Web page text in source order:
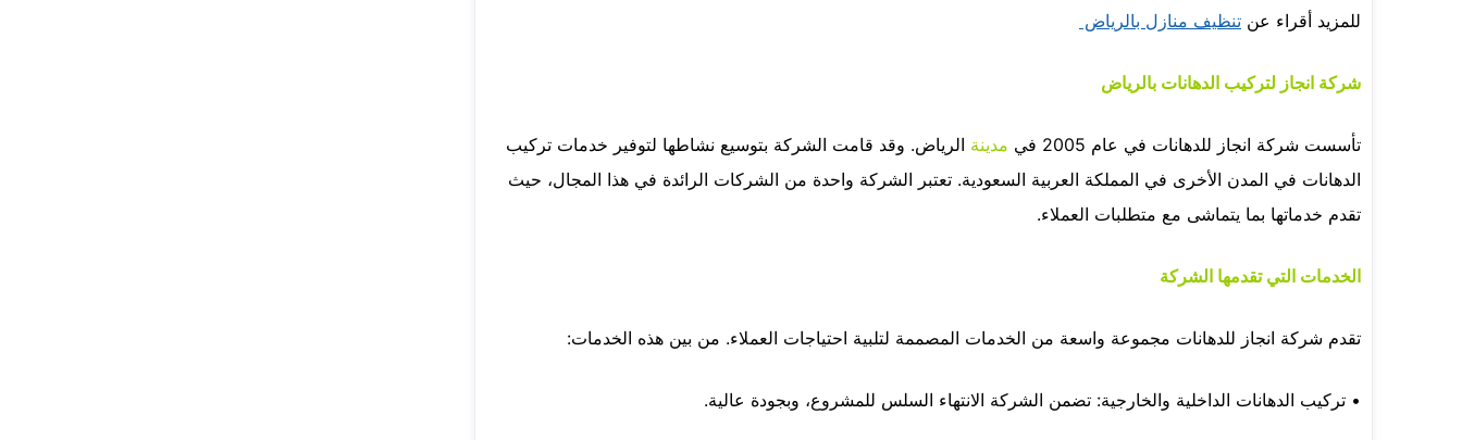
للمزيد أقراء عن تنظيف منازل بالرياض
شركة انجاز لتركيب الدهانات بالرياض
تأسست شركة انجاز للدهانات في عام 2005 في مدينة الرياض. وقد قامت الشركة بتوسيع نشاطها لتوفير خدمات تركيب
الدهانات في المدن الأخرى في المملكة العربية السعودية. تعتبر الشركة واحدة من الشركات الرائدة في هذا المجال، حيث
تقدم خدماتها بما يتماشى مع متطلبات العملاء.
الخدمات التي تقدمها الشركة
تقدم شركة انجاز للدهانات مجموعة واسعة من الخدمات المصممة لتلبية احتياجات العملاء. من بين هذه الخدمات:
• تركيب الدهانات الداخلية والخارجية: تضمن الشركة الانتهاء السلس للمشروع، وبجودة عالية.